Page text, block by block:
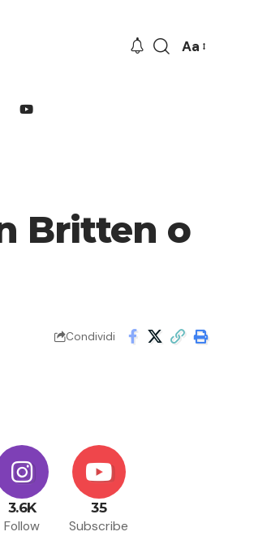
Font
Aa
Britten o
Condividi
3.6K
Follow
35
Subscribe